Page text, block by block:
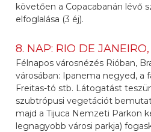
követően a Copacabanán lévő
elfoglalása (3 éj).
8. NAP: RIO DE
Félnapos városnézés Rióban,
városában: Ipanema negyed, a
Freitas-tó stb. Látogatást
szubtrópusi vegetációt
majd a Tijuca Nemzeti Parkon
legnagyobb városi parkja)